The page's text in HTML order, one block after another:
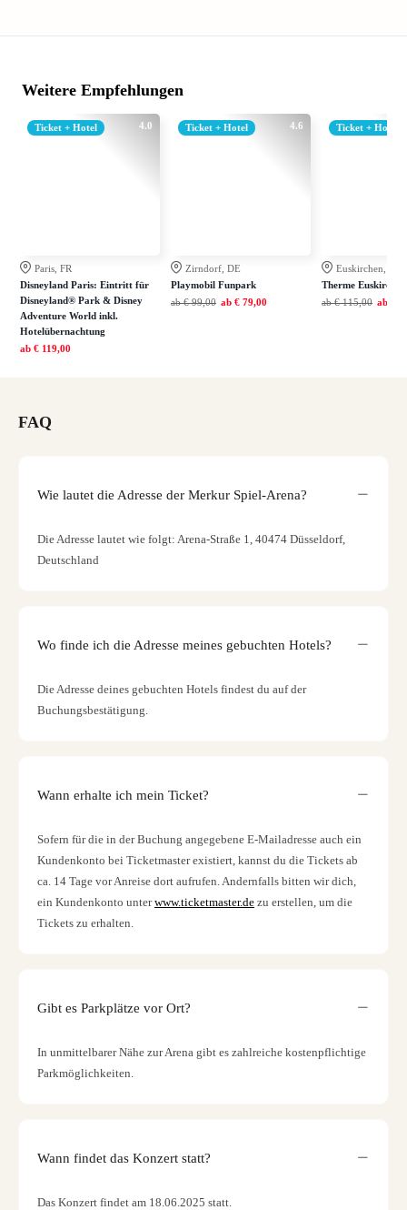
Weitere Empfehlungen
4.0
Ticket + Hotel
Paris, FR
Disneyland Paris: Eintritt für
Disneyland® Park & Disney
Adventure World inkl.
Hotelübernachtung
ab € 119,00
4.6
Ticket + Hotel
Zirndorf, DE
Playmobil Funpark
ab € 99,00 ab € 79,00
Ticket + Hotel
Euskirchen, DE
Therme Euskirchen
ab € 115,00 ab
FAQ
Wie lautet die Adresse der Merkur Spiel-Arena?
Die Adresse lautet wie folgt: Arena-Straße 1, 40474 Düsseldorf,
Deutschland
Wo finde ich die Adresse meines gebuchten Hotels?
Die Adresse deines gebuchten Hotels findest du auf der
Buchungsbestätigung.
Wann erhalte ich mein Ticket?
Sofern für die in der Buchung angegebene E-Mailadresse auch ein
Kundenkonto bei Ticketmaster existiert, kannst du die Tickets ab
ca. 14 Tage vor Anreise dort aufrufen. Andernfalls bitten wir dich,
ein Kundenkonto unterwww.ticketmaster.de zu erstellen, um die
Tickets zu erhalten.
Gibt es Parkplätze vor Ort?
In unmittelbarer Nähe zur Arena gibt es zahlreiche kostenpflichtige
Parkmöglichkeiten.
Wann findet das Konzert statt?
Das Konzert findet am 18.06.2025 statt.